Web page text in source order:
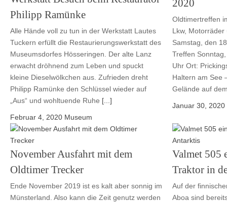
Philipp Ramünke
Alle Hände voll zu tun in der Werkstatt Lautes
Tuckern erfüllt die Restaurierungswerkstatt des
Museumsdorfes Hösseringen. Der alte Lanz
erwacht dröhnend zum Leben und spuckt
kleine Dieselwölkchen aus. Zufrieden dreht
Philipp Ramünke den Schlüssel wieder auf
„Aus“ und wohltuende Ruhe [...]
Februar 4, 2020 Museum
2020
Oldtimertreffen
Lkw,
Samstag, den
Treffen
Uhr Ort:
Haltern am See
Gelände auf
Januar 30, 2020
November Ausfahrt mit dem
Oldtimer Trecker
Ende November 2019 ist es kalt aber sonnig im
Münsterland. Also kann die Zeit genutz werden
Valmet 505
Traktor in
Auf der
Aboa sind